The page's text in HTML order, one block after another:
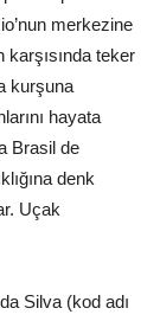
merkezine
karşısında teker
kurşuna
hayata
Brasil de
denk
Uçak
Silva (kod adı